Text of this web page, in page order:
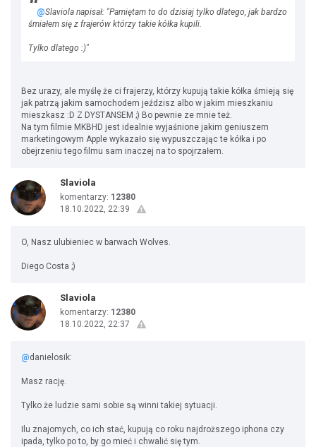
@Slaviola napisał: "Pamiętam to do dzisiaj tylko dlatego, jak bardzo
śmiałem się z frajerów którzy takie kółka kupili.
Tylko dlatego :)"
Bez urazy, ale myślę że ci frajerzy, którzy kupują takie kółka śmieją się
jak patrzą jakim samochodem jeździsz albo w jakim mieszkaniu
mieszkasz :D Z DYSTANSEM ;) Bo pewnie ze mnie też.
Na tym filmie MKBHD jest idealnie wyjaśnione jakim geniuszem
marketingowym Apple wykazało się wypuszczając te kółka i po
obejrzeniu tego filmu sam inaczej na to spojrzałem.
Slaviola
komentarzy: 12380
18.10.2022, 22:39
O, Nasz ulubieniec w barwach Wolves.
Diego Costa ;)
Slaviola
komentarzy: 12380
18.10.2022, 22:37
@danielosik:
Masz rację.
Tylko że ludzie sami sobie są winni takiej sytuacji.
Ilu znajomych, co ich stać, kupują co roku najdroższego iphona czy
ipada, tylko po to, by go mieć i chwalić się tym.